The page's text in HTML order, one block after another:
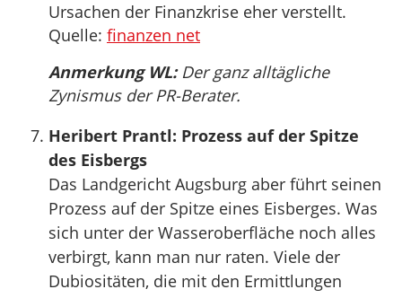
Ursachen der Finanzkrise eher verstellt.
Quelle: finanzen net
Anmerkung WL:Der ganz alltägliche
Zynismus der PR-Berater.
Heribert Prantl: Prozess auf der Spitze
des Eisbergs
Das Landgericht Augsburg aber führt seinen
Prozess auf der Spitze eines Eisberges. Was
sich unter der Wasseroberfläche noch alles
verbirgt, kann man nur raten. Viele der
Dubiositäten, die mit den Ermittlungen